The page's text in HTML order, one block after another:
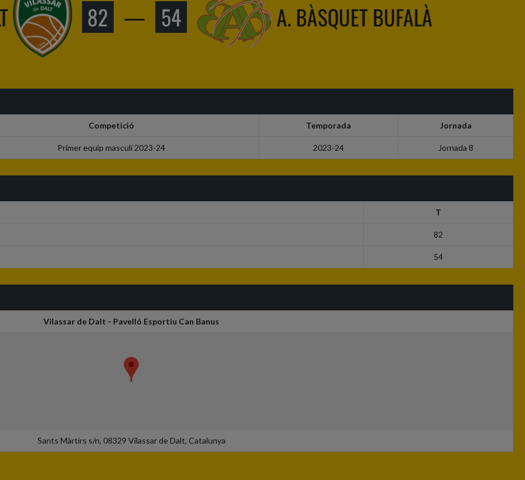
82 — 54 A. BÀSQUET BUFALÀ
Competició Temporada Jornada
Primer equip masculí 2023-24 2023-24 Jornada 8
T
82
54
Vilassar de Dalt - Pavelló Esportiu Can Banus
Sants Màrtirs s/n, 08329 Vilassar de Dalt, Catalunya